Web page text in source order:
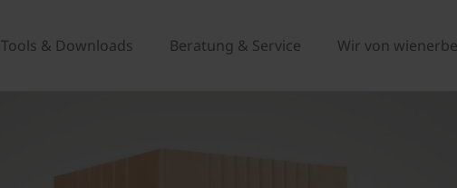
Tools & Downloads Beratung & Service Wir von